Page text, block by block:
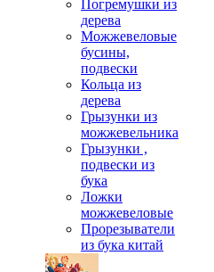
Погремушки из
дерева
Можжевеловые
бусины,
подвески
Кольца из
дерева
Грызунки из
можжевельника
Грызунки ,
подвески из
бука
Ложки
можжевеловые
Прорезыватели
из бука китай